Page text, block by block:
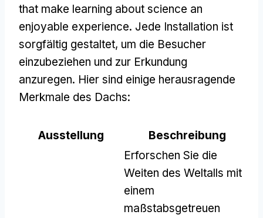
that make learning about science an
enjoyable experience. Jede Installation ist
sorgfältig gestaltet, um die Besucher
einzubeziehen und zur Erkundung
anzuregen. Hier sind einige herausragende
Merkmale des Dachs:
Ausstellung Beschreibung
Erforschen Sie die
Weiten des Weltalls mit
einem
maßstabsgetreuen